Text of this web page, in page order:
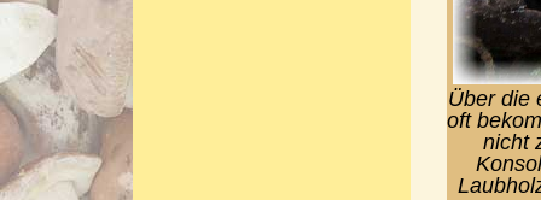
Über die
oft
nicht